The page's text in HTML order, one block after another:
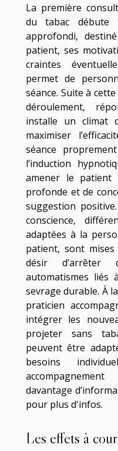
La première
du tabac débute
approfondi,
patient, ses
craintes
permet de
séance. Suite à
déroulement,
installe un climat
maximiser
séance
l’induction
amener le
profonde et de
suggestion
conscience,
adaptées à la
patient, sont
désir
automatismes liés
sevrage durable. À
praticien
intégrer les
projeter sans
peuvent être
besoins
davantage
pour plus d'infos.
Les effets à